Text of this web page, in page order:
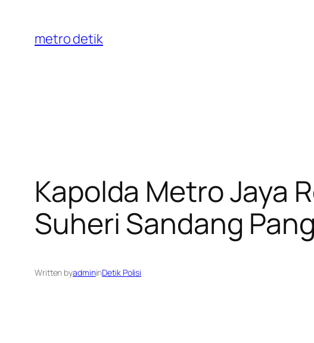
content
metro detik
Kapolda Metro Jaya
Suheri Sandang
Written byadmininDetik Polisi